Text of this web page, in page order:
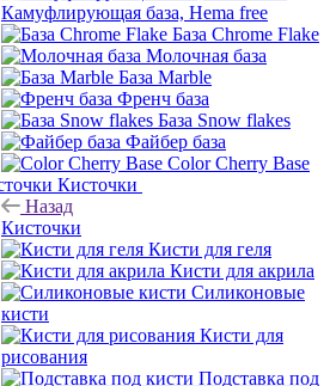
Камуфлирующая база, Hema free
База Chrome Flake
Молочная база
База Marble
Френч база
База Snow flakes
Файбер база
Color Cherry Base
Кисточки
Назад
Кисточки
Кисти для геля
Кисти для акрила
Силиконовые
кисти
Кисти для
рисования
Подставка под